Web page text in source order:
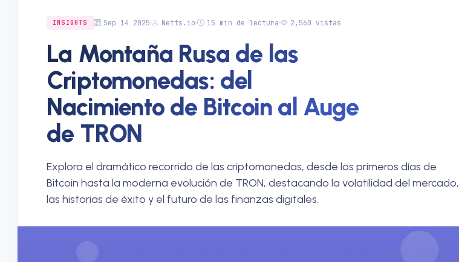
INSIGHTS Sep 14 2025 Netts.io 15 min de lectura 2,560 vistas
La Montaña Rusa de las
Criptomonedas: del
Nacimiento de Bitcoin al Auge
de TRON
Explora el dramático recorrido de las criptomonedas, desde los primeros días de
Bitcoin hasta la moderna evolución de TRON, destacando la volatilidad del mercado,
las historias de éxito y el futuro de las finanzas digitales.